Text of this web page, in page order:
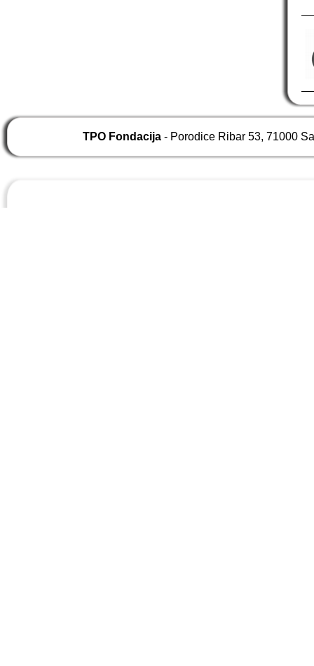
TPO Fondacija - Porodice Ribar 53, 71000